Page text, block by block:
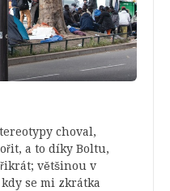
choval,
a to díky Boltu,
většinou v
se mi zkrátka